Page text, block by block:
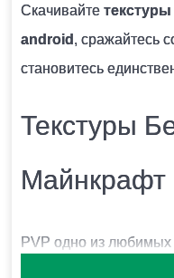
Скачивайте
android , сражайтесь
становитесь
Текстуры
Майнкрафт
PVP одно из любимых
PE. Бед варс это еще
ОДНОВРЕМЕННО?
наборов текстур